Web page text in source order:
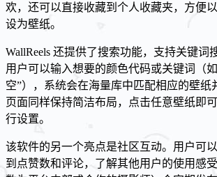
欢，还可以直接收藏到个人收藏夹，方便
设为壁纸。
WallReels 还提供了搜索功能，支持关键词
用户可以输入想要的颜色代码或关键词（
空”），系统会在海量库中匹配相应的壁纸
页面同样保持简洁布局，点击任意壁纸即
行设置。
该软件的另一个亮点是社区互动。用户可
到点赞数和评论，了解其他用户的使用感